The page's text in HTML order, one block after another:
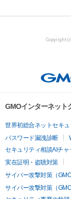
Copyright
GMOインターネット
世界初総合ネットセキュ
パスワード漏洩診断
セキュリティ相談AIチャ
実在証明・盗聴対策
サイバー攻撃対策（
サイバー攻撃対策（GMO